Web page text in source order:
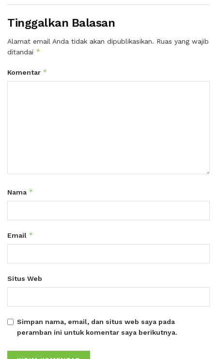
Tinggalkan Balasan
Alamat email Anda tidak akan dipublikasikan. Ruas yang wajib
ditandai *
Komentar *
Nama *
Email *
Situs Web
Simpan nama, email, dan situs web saya pada
peramban ini untuk komentar saya berikutnya.